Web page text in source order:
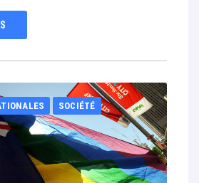
SOCIÉTÉ